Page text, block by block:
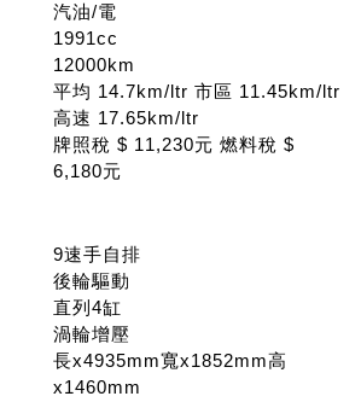
汽油/電
1991cc
12000km
平均 14.7km/ltr 市區 11.45km/ltr
高速 17.65km/ltr
牌照稅 $ 11,230元 燃料稅 $
6,180元
9速手自排
後輪驅動
直列4缸
渦輪增壓
長x4935mm寬x1852mm高
x1460mm